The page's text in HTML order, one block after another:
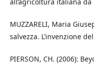
MUZZARELI, Maria
salvezza. L’invenzione
PIERSON, CH. (2006):